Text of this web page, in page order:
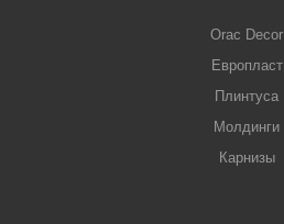
Orac Decor
Европласт
Плинтуса
Молдинги
Карнизы